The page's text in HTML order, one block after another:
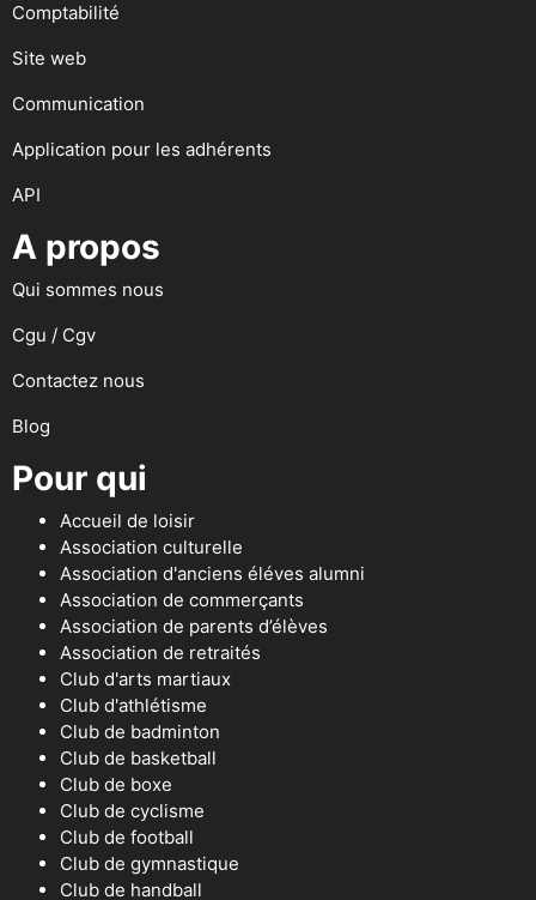
Comptabilité
Site web
Communication
Application pour les adhérents
API
A propos
Qui sommes nous
Cgu / Cgv
Contactez nous
Blog
Pour qui
Accueil de loisir
Association culturelle
Association d'anciens éléves alumni
Association de commerçants
Association de parents d’élèves
Association de retraités
Club d'arts martiaux
Club d'athlétisme
Club de badminton
Club de basketball
Club de boxe
Club de cyclisme
Club de football
Club de gymnastique
Club de handball